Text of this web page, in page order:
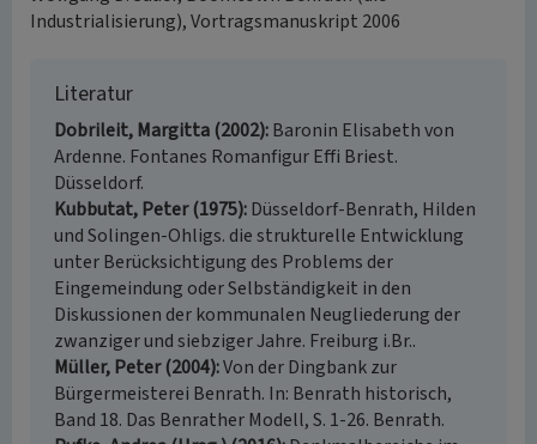
Industrialisierung), Vortragsmanuskript 2006
Literatur
Dobrileit, Margitta (2002) Baronin Elisabeth von
Ardenne. Fontanes Romanfigur Effi Briest.
Düsseldorf.
Kubbutat, Peter (1975) Düsseldorf-Benrath, Hilden
und Solingen-Ohligs. die strukturelle Entwicklung
unter Berücksichtigung des Problems der
Eingemeindung oder Selbständigkeit in den
Diskussionen der kommunalen Neugliederung der
zwanziger und siebziger Jahre. Freiburg i.Br..
Müller, Peter (2004) Von der Dingbank zur
Bürgermeisterei Benrath. In: Benrath historisch,
Band 18. Das Benrather Modell, S. 1-26. Benrath.